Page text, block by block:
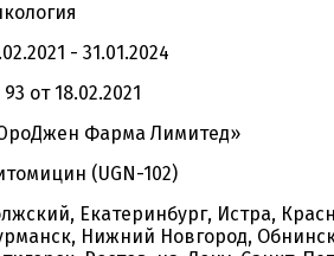
- 31.01.2024
от 18.02.2021
Фарма Лимитед»
(UGN-102)
Екатеринбург, Истра,
Нижний Новгород,